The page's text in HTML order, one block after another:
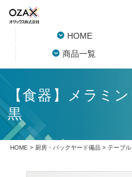
HOME
商品一覧
【食器】メラミ
黒
HOME > 厨房・バックヤード備品> テーブ